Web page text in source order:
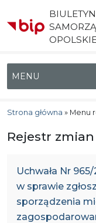
Menu główne
Strona główna » Menu
Rejestr zmian
Uchwała Nr
w sprawie
sporządzenia